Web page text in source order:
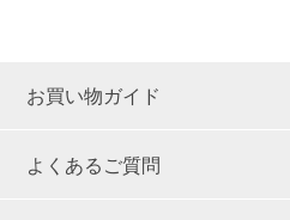
お買い物ガイド
よくあるご質問